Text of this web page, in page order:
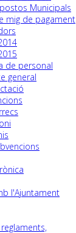
Municipals
mig de pagament
de personal
general
l'Ajuntament